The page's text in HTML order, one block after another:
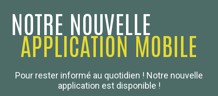
NOTRE NOUVELLE
APPLICATION MOBILE
Pour rester informé au quotidien ! Notre nouvelle
application est disponible !
Boulanger de France